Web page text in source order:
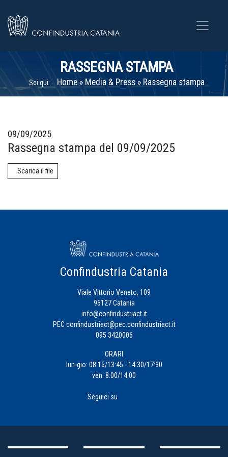
RASSEGNA STAMPA
Sei qui: Home» Media & Press» Rassegna stampa
09/09/2025
Rassegna stampa del 09/09/2025
Scarica il file
Confindustria Catania
Viale Vittorio Veneto, 109
95127 Catania
info@confindustriact.it
PEC confindustriact@pec.confindustriact.it
095 3420006
ORARI
lun-gio: 08:15/13:45 - 14:30/17:30
ven: 8:00/14:00
Seguici su